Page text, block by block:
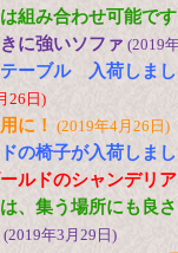
組み合わせ可能です
に強いソファ (2019
ーブル 入荷しま
26日)
に！ (2019年4月26日)
の椅子が入荷しま
ルドのシャンデリ
、集う場所にも良
(2019年3月29日)